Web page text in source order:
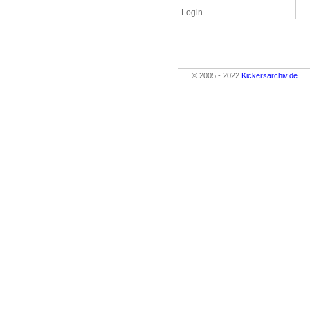
Login
© 2005 - 2022 Kickersarchiv.de